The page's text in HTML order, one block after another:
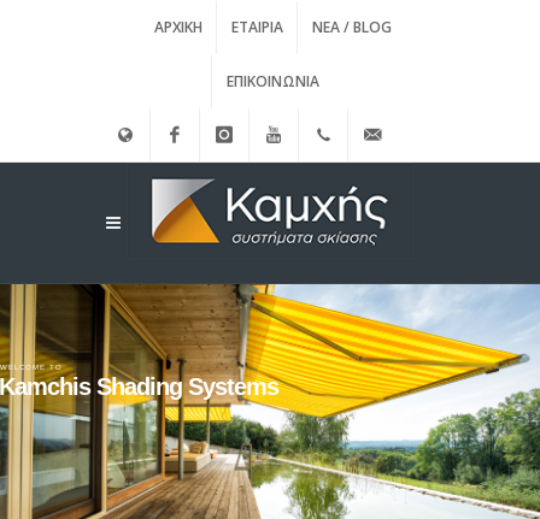
ΑΡΧΙΚΉ ΕΤΑΙΡΊΑ ΝΈΑ / BLOG
ΕΠΙΚΟΙΝΩΝΊΑ
FacebookinstagramYoutube (+30)
210.3455761
info@kamxis.gr
WELCOME TO
Shading Systems